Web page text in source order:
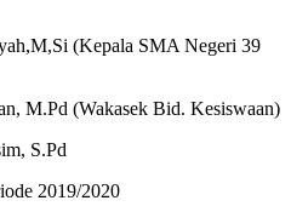
(Kepala SMA Negeri 39
M.Pd (Wakasek Bid. Kesiswaan)
S.Pd
2019/2020